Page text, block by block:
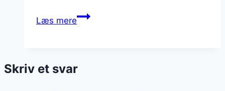
Læs mereBagt
for
Skriv et svar